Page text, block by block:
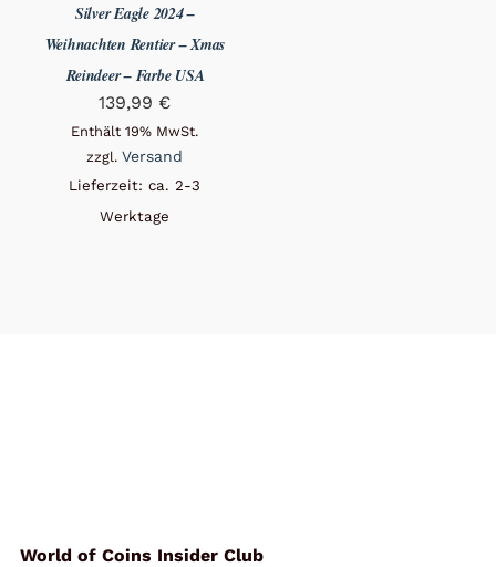
Silver Eagle 2024 –
Weihnachten Rentier – Xmas
Reindeer – Farbe USA
139,99 €
Enthält 19% MwSt.
zzgl.Versand
Lieferzeit: ca. 2-3
Werktage
World of Coins Insider Club